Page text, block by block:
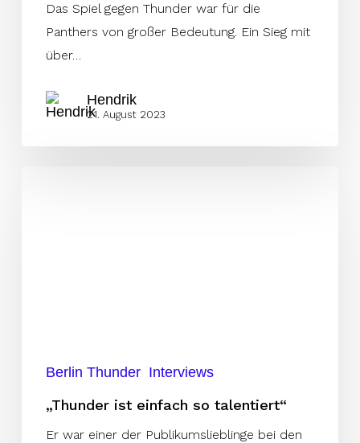
Das Spiel gegen Thunder war für die
Panthers von großer Bedeutung. Ein Sieg mit
über…
Hendrik
21. August 2023
Berlin Thunder Interviews
„Thunder ist einfach so talentiert“
Er war einer der Publikumslieblinge bei den